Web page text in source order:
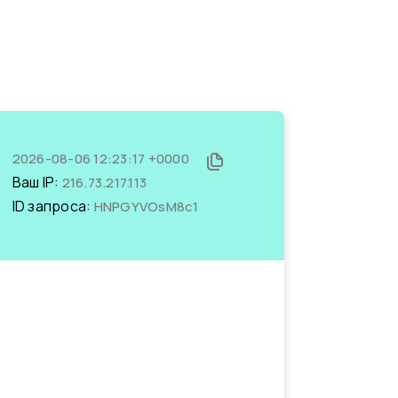
2026-08-06 12:23:17 +0000
Ваш IP: 216.73.217.113
ID запроса: HNPGYVOsM8c1